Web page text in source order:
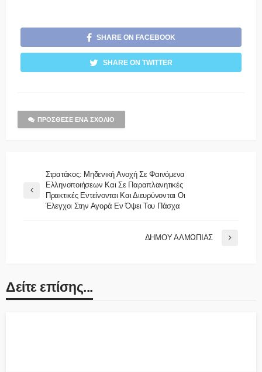
SHARE ON FACEBOOK
SHARE ON TWITTER
ΠΡΌΣΘΕΣΕ ΈΝΑ ΣΧΌΛΙΟ
Στρατάκος: Μηδενική Ανοχή Σε Φαινόμενα
Ελληνοποιήσεων Και Σε Παραπλανητικές
Πρακτικές Εντείνονται Και Διευρύνονται Οι
Έλεγχοι Στην Αγορά Εν Όψει Του Πάσχα
ΔΗΜΟΥ ΑΛΜΩΠΙΑΣ
Δείτε επίσης...